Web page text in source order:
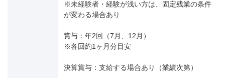
※未経験者・経験が浅い方は、固定残業の条件
が変わる場合あり
賞与：年2回（7月、12月）
※各回約1ヶ月分目安
決算賞与：支給する場合あり（業績次第）